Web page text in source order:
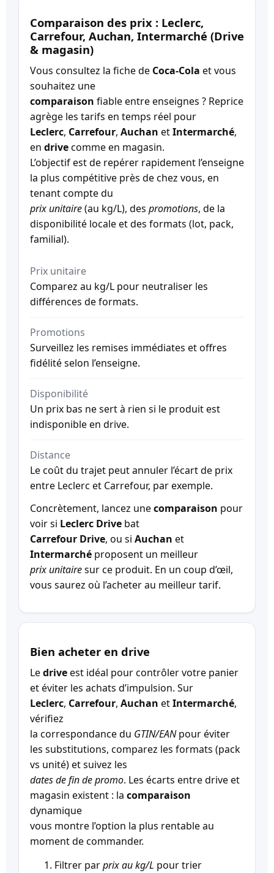
Comparaison des prix : Leclerc,
Carrefour, Auchan, Intermarché (Drive
& magasin)
Vous consultez la fiche de Coca-Cola et vous
souhaitez une
comparaison fiable entre enseignes ? Reprice
agrège les tarifs en temps réel pour
Leclerc, Carrefour, Auchan etIntermarché,
en drivecomme en magasin.
L’objectif est de repérer rapidement l’enseigne
la plus compétitive près de chez vous, en
tenant compte du
prix unitaire(au kg/L), des promotions, de la
disponibilité locale et des formats (lot, pack,
familial).
Prix unitaire
Comparez au kg/L pour neutraliser les
différences de formats.
Promotions
Surveillez les remises immédiates et offres
fidélité selon l’enseigne.
Disponibilité
Un prix bas ne sert à rien si le produit est
indisponible en drive.
Distance
Le coût du trajet peut annuler l’écart de prix
entre Leclerc et Carrefour, par exemple.
Concrètement, lancez unecomparaison pour
voir si Leclerc Drive bat
Carrefour Drive, ou si Auchan et
Intermarché proposent un meilleur
prix unitairesur ce produit. En un coup d’œil,
vous saurez où l’acheter au meilleur tarif.
Bien acheter en drive
Ledriveest idéal pour contrôler votre panier
et éviter les achats d’impulsion. Sur
Leclerc, Carrefour, Auchan etIntermarché,
vérifiez
la correspondance du GTIN/EANpour éviter
les substitutions, comparez les formats (pack
vs unité) et suivez les
dates de fin de promo. Les écarts entre drive et
magasin existent : la comparaison
dynamique
vous montre l’option la plus rentable au
moment de commander.
Filtrer parprix au kg/L pour trier